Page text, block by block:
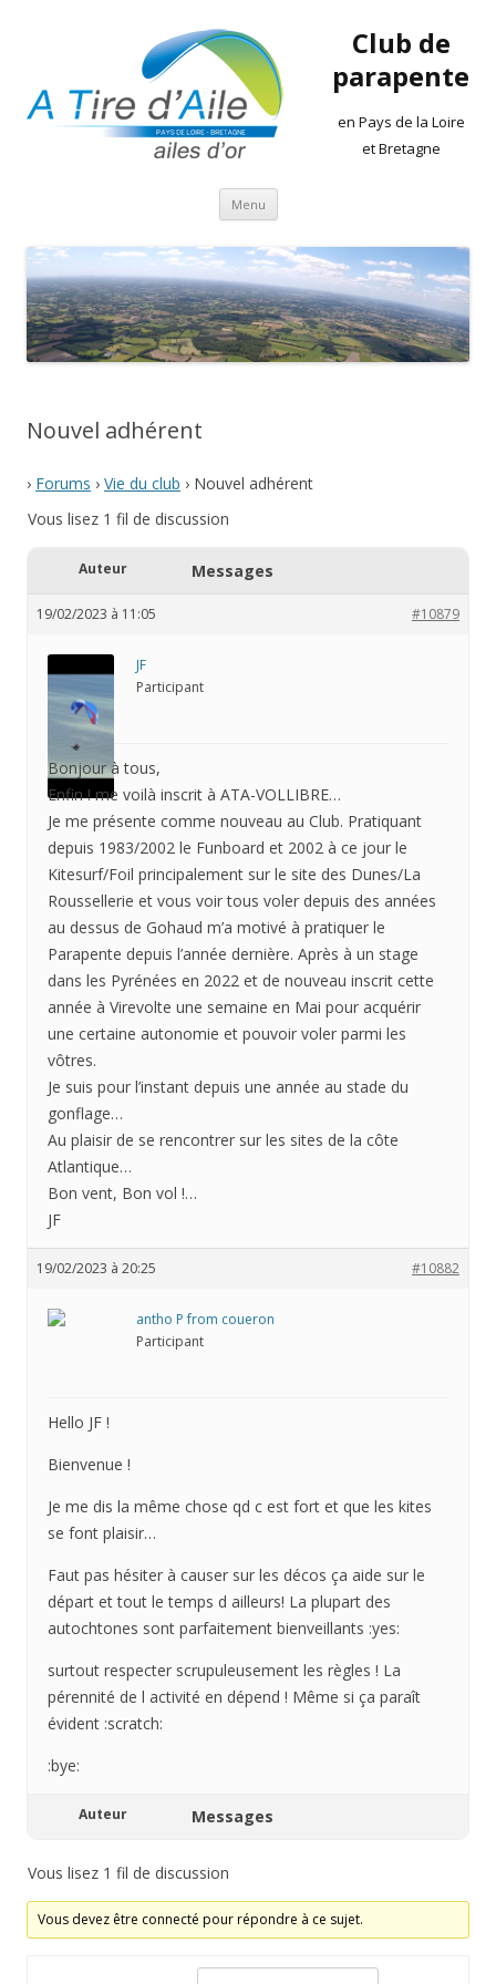
Club de
parapente
en Pays de la Loire
et Bretagne
Menu Aller
contenu
Nouvel adhérent
› Forums › Vie du club › Nouvel adhérent
Vous lisez 1 fil de discussion
Auteur Messages
19/02/2023 à 11:05 #10879
JF
Participant
Bonjour à tous,
Enfin ! me voilà inscrit à ATA-VOLLIBRE…
Je me présente comme nouveau au Club. Pratiquant
depuis 1983/2002 le Funboard et 2002 à ce jour le
Kitesurf/Foil principalement sur le site des Dunes/La
Roussellerie et vous voir tous voler depuis des années
au dessus de Gohaud m’a motivé à pratiquer le
Parapente depuis l’année dernière. Après à un stage
dans les Pyrénées en 2022 et de nouveau inscrit cette
année à Virevolte une semaine en Mai pour acquérir
une certaine autonomie et pouvoir voler parmi les
vôtres.
Je suis pour l’instant depuis une année au stade du
gonflage…
Au plaisir de se rencontrer sur les sites de la côte
Atlantique…
Bon vent, Bon vol !…
JF
19/02/2023 à 20:25 #10882
antho P from coueron
Participant
Hello JF !
Bienvenue !
Je me dis la même chose qd c est fort et que les kites
se font plaisir…
Faut pas hésiter à causer sur les décos ça aide sur le
départ et tout le temps d ailleurs! La plupart des
autochtones sont parfaitement bienveillants :yes:
surtout respecter scrupuleusement les règles ! La
pérennité de l activité en dépend ! Même si ça paraît
évident :scratch:
:bye:
Auteur Messages
Vous lisez 1 fil de discussion
Vous devez être connecté pour répondre à ce sujet.